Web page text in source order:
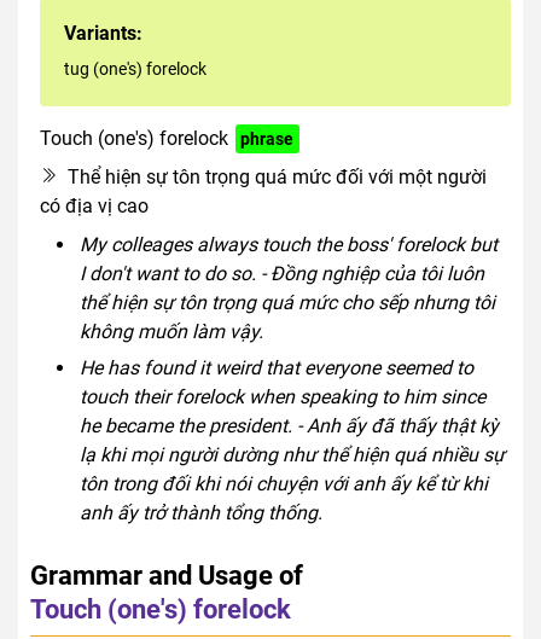
Variants:
tug (one's) forelock
Touch (one's) forelock phrase
Thể hiện sự tôn trọng quá mức đối với một người
có địa vị cao
My colleages always touch the boss' forelock but
I don't want to do so. - Đồng nghiệp của tôi luôn
thể hiện sự tôn trọng quá mức cho sếp nhưng tôi
không muốn làm vậy.
He has found it weird that everyone seemed to
touch their forelock when speaking to him since
he became the president. - Anh ấy đã thấy thật kỳ
lạ khi mọi người dường như thể hiện quá nhiều sự
tôn trong đối khi nói chuyện với anh ấy kể từ khi
anh ấy trở thành tổng thống.
Grammar and Usage of
Touch (one's) forelock